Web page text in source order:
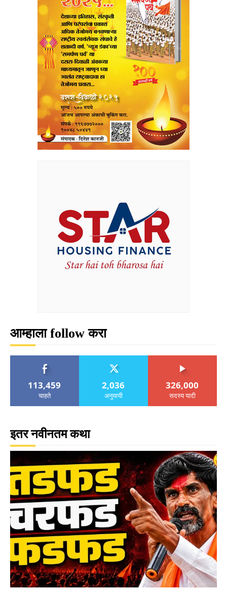
आम्हाला follow करा
113,459
चाहते
2,036
अनुयायी
326,000
सदस्य यादी
इतर नवीनतम कथा